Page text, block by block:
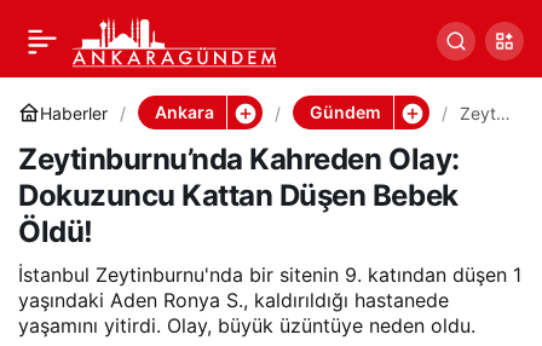
Haberler Ankara Gündem
Zeytin
Kattan
Bebek
Öldü!
Zeytinburnu’nda Kahreden Olay:
Dokuzuncu Kattan Düşen Bebek
Öldü!
İstanbul Zeytinburnu'nda bir sitenin 9. katından düşen 1
yaşındaki Aden Ronya S., kaldırıldığı hastanede
yaşamını yitirdi. Olay, büyük üzüntüye neden oldu.
Zeytinburnu’nda
Kahreden Olay:
Dokuzuncu Kattan
Düşen Bebek Öldü!
0 Paylaş